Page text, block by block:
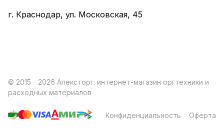
г. Краснодар, ул. Московская, 45
© 2015 - 2026 Апексторг: интернет-магазин оргтехники и
расходных материалов
Конфиденциальность Оферта